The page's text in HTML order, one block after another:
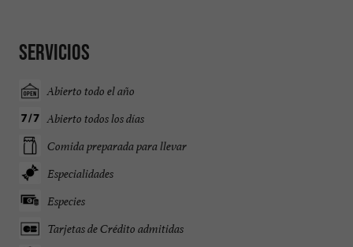
Servicios
Abierto todo el año
Abierto todos los días
Comida preparada para llevar
Especialidades
Especies
Tarjetas de Crédito admitidas